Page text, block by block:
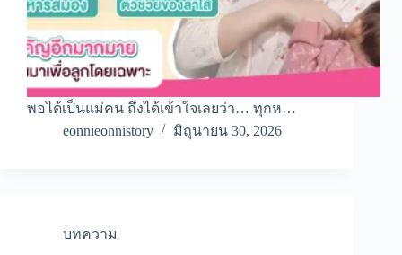
พอได้เป็นแม่คน ถึงได้เข้าใจเลยว่า… ทุกห…
eonnieonnistory
มิถุนายน 30, 2026
บทความ